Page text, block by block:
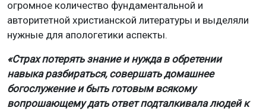
огромное количество фундаментальной и
авторитетной христианской литературы и выделяли
нужные для апологетики аспекты.
«Страх потерять знание и нужда в обретении
навыка разбираться, совершать домашнее
богослужение и быть готовым всякому
вопрошающему дать ответ подталкивала людей к